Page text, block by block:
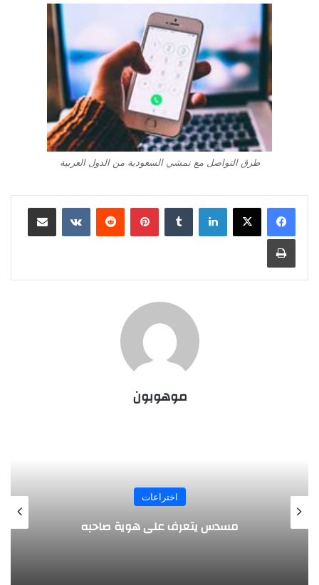
طرق التواصل مع نمشي السعودية من الدول العربية
لينكدإن بينتيريست مشاركة عبر البريد
طباعة
موهوبون
طفل مصري يخرج قصاصات الورق من أنفه
وفمه